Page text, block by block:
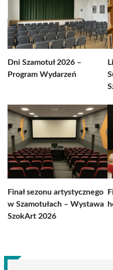
Dni Szamotuł 2026 –
Program Wydarzeń
Finał sezonu artystycznego
w Szamotułach – Wystawa
SzokArt 2026